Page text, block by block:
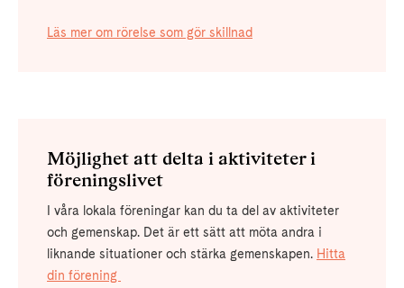
Läs mer om rörelse som gör skillnad
Möjlighet att delta i aktiviteter i
föreningslivet
I våra lokala föreningar kan du ta del av aktiviteter
och gemenskap. Det är ett sätt att möta andra i
liknande situationer och stärka gemenskapen. Hitta
din förening